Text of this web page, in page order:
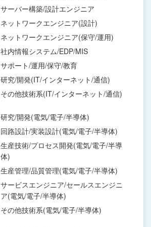
サーバー構築/設計エンジニア
ネットワークエンジニア(設計)
ネットワークエンジニア(保守/運用)
社内情報システム/EDP/MIS
サポート/運用/保守/教育
研究/開発(IT/インターネット/通信)
その他技術系(IT/インターネット/通信)
研究/開発(電気/電子/半導体)
回路設計/実装設計(電気/電子/半導体)
生産技術/プロセス開発(電気/電子/半導
体)
生産管理/品質管理(電気/電子/半導体)
サービスエンジニア/セールスエンジニ
ア(電気/電子/半導体)
その他技術系(電気/電子/半導体)